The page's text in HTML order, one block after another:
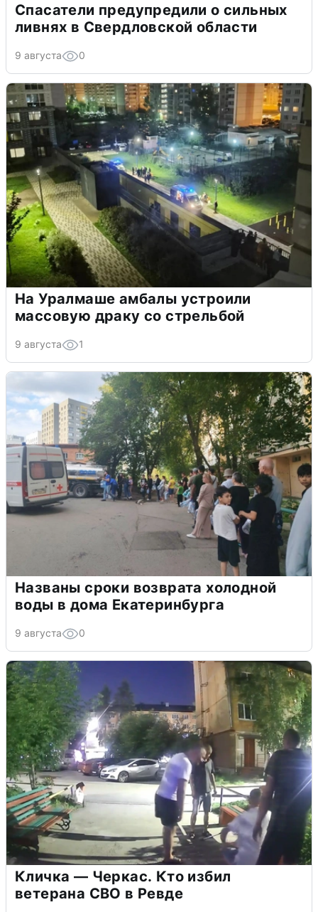
Спасатели предупредили о сильных
ливнях в Свердловской области
9 августа 0
На Уралмаше амбалы устроили
массовую драку со стрельбой
9 августа 1
Названы сроки возврата холодной
воды в дома Екатеринбурга
9 августа 0
Кличка — Черкас. Кто избил
ветерана СВО в Ревде